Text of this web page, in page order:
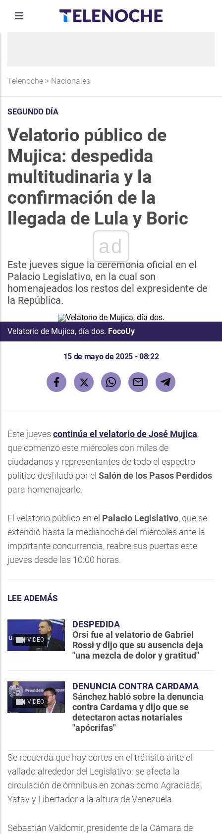
Telenoche > Nacionales
SEGUNDO DÍA
Velatorio público de
Mujica: despedida
multitudinaria y la
confirmación de la
llegada de Lula y Boric
ad
Este jueves sigue la ceremonia oficial en el
Palacio Legislativo, en la cual son
homenajeados los restos del expresidente de
la República.
Velatorio de Mujica, día dos. FocoUy
15 de mayo de 2025 - 08:22
Este jueves continúa el velatorio de José Mujica,
que comenzó este miércoles con miles de
ciudadanos y representantes de todo el espectro
político desfilado por el Salón de los Pasos Perdidos
para homenajearlo.
El velatorio público en el Palacio Legislativo, que se
extendió hasta la medianoche del miércoles ante la
importante concurrencia, reabre sus puertas este
jueves desde las 10:00 horas.
LEE ADEMÁS
VIDEO
DESPEDIDA
Orsi fue al velatorio de Gabriel
Rossi y dijo que su ausencia deja
"una mezcla de dolor y gratitud"
VIDEO
DENUNCIA CONTRA CARDAMA
Sánchez habló sobre la denuncia
contra Cardama y dijo que se
detectaron actas notariales
"apócrifas"
Se recuerda que hay cortes en el tránsito ante el
vallado alrededor del Legislativo: se afecta la
circulación de ómnibus en zonas como Agraciada,
Yatay y Libertador a la altura de Venezuela.
Sebastián Valdomir, presidente de la Cámara de